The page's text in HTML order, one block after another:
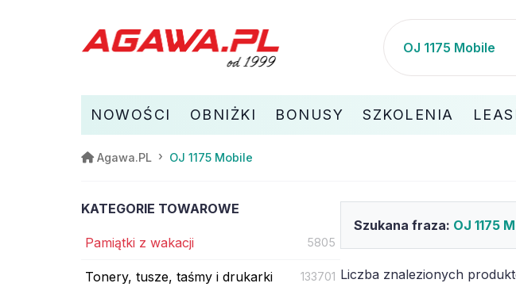
NOWOŚCI OBNIŻKI BONUSY SZKOLENIA
Agawa.PL OJ 1175 Mobile
KATEGORIE TOWAROWE
Pamiątki z wakacji 5805
Tonery, tusze, taśmy i drukarki 133701
Szukana fraza: OJ 1175
Liczba znalezionych